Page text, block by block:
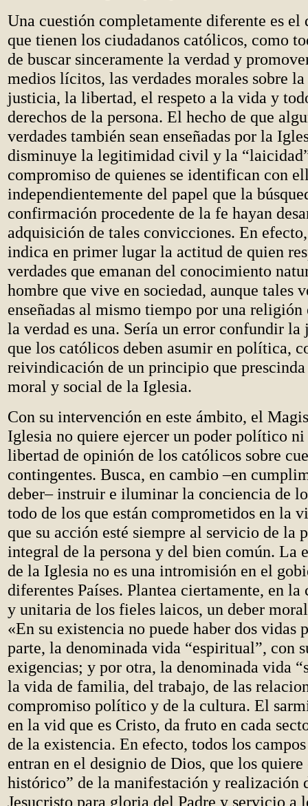
Una cuestión completamente diferente es el
que tienen los ciudadanos católicos, como
de buscar sinceramente la verdad y
medios lícitos, las verdades morales sobre
justicia, la libertad, el respeto a la vida y
derechos de la persona. El hecho de que
verdades también sean enseñadas por la
disminuye la legitimidad civil y la
compromiso de quienes se identifican con
independientemente del papel que la
confirmación procedente de la fe hayan
adquisición de tales convicciones. En
indica en primer lugar la actitud de quien
verdades que emanan del conocimiento
hombre que vive en sociedad, aunque tales
enseñadas al mismo tiempo por una religión
la verdad es una. Sería un error confundir la
que los católicos deben asumir en política,
reivindicación de un principio que prescinda
moral y social de la Iglesia.
Con su intervención en este ámbito, el
Iglesia no quiere ejercer un poder político
libertad de opinión de los católicos sobre
contingentes. Busca, en cambio –en
deber– instruir e iluminar la conciencia de
todo de los que están comprometidos en la
que su acción esté siempre al servicio de la
integral de la persona y del bien común. La
de la Iglesia no es una intromisión en el
diferentes Países. Plantea ciertamente, en
y unitaria de los fieles laicos, un deber
«En su existencia no puede haber dos vidas
parte, la denominada vida “espiritual”, con
exigencias; y por otra, la denominada vida
la vida de familia, del trabajo, de las
compromiso político y de la cultura. El
en la vid que es Cristo, da fruto en cada
de la existencia. En efecto, todos los
entran en el designio de Dios, que los
histórico” de la manifestación y realización
Jesucristo para gloria del Padre y servicio a